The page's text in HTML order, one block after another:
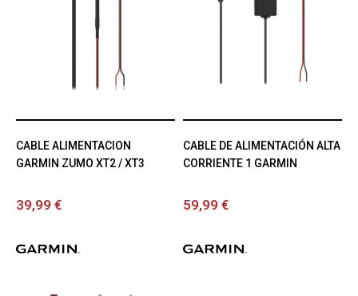
CABLE ALIMENTACION
GARMIN ZUMO XT2 / XT3
39,99 €
CABLE DE ALIMENTACIÓN ALTA
CORRIENTE 1 GARMIN
59,99 €